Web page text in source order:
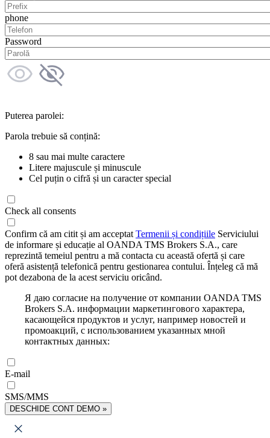
phone
Password
Puterea parolei:
Parola trebuie să conțină:
8 sau mai multe caractere
Litere majuscule și minuscule
Cel puțin o cifră și un caracter special
Check all consents
Confirm că am citit și am acceptat Termenii și condițiile Serviciului
de informare și educație al OANDA TMS Brokers S.A., care
reprezintă temeiul pentru a mă contacta cu această ofertă și care
oferă asistență telefonică pentru gestionarea contului. Înțeleg că mă
pot dezabona de la acest serviciu oricând.
Я даю согласие на получение от компании OANDA TMS
Brokers S.A. информации маркетингового характера,
касающейся продуктов и услуг, например новостей и
промоакций, с использованием указанных мной
контактных данных:
E-mail
SMS/MMS
DESCHIDE CONT DEMO »